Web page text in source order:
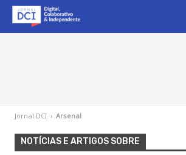
Jornal DCI › Arsenal
NOTÍCIAS E ARTIGOS SOBRE